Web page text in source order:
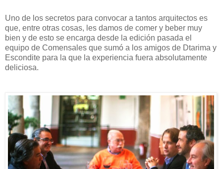
Uno de los secretos para convocar a tantos arquitectos es
que, entre otras cosas, les damos de comer y beber muy
bien y de esto se encarga desde la edición pasada el
equipo de Comensales que sumó a los amigos de Dtarima y
Escondite para la que la experiencia fuera absolutamente
deliciosa.